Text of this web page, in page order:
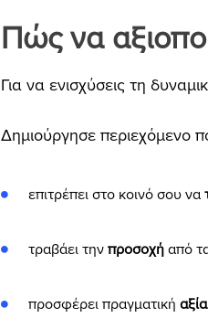
Πώς να
Για να ενισχύσεις τη
Δημιούργησε περιεχόμενο
επιτρέπει στο κοινό σου να
τραβάει την προσοχή από
προσφέρει πραγματική αξία